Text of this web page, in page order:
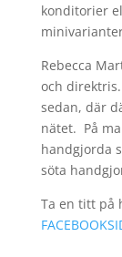
konditorier
Rebecca
och
sedan, där
nätet. På
handgjorda
söta
Ta en titt på